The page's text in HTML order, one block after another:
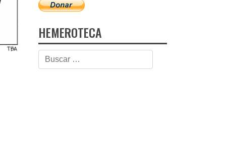
HEMEROTECA